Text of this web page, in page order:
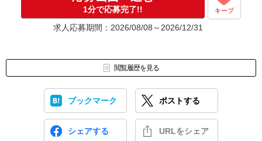
1分で応募完了!! キープ
求人応募期間：2026/08/08～2026/12/31
閲覧履歴を見る
ブックマーク ポストする
シェアする URLをシェア